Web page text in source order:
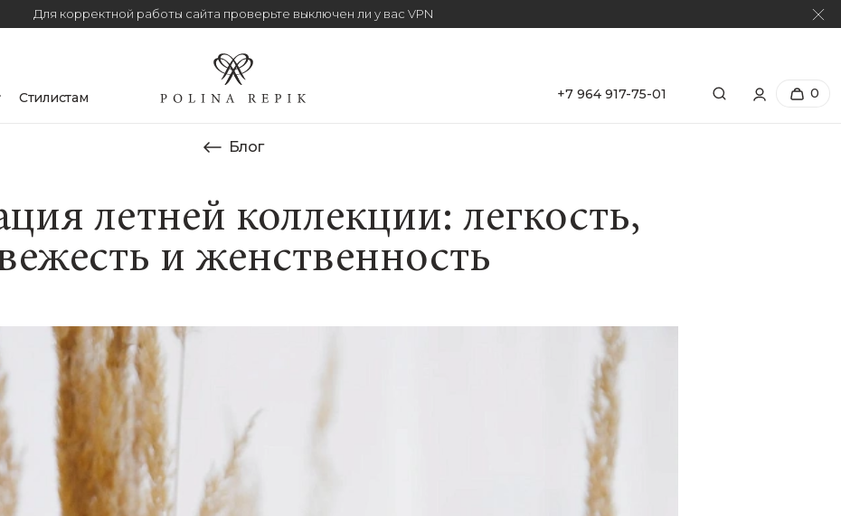
Для корректной работы сайта проверьте выключен ли у вас VPN
Стилистам +7 964 917-75-01 0
Блог
летней коллекции: легкость,
и женственность